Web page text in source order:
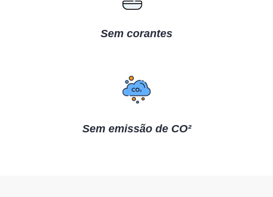
Sem corantes
Sem emissão de CO²